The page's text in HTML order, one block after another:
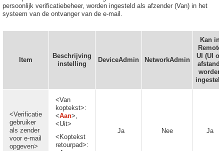
persoonlijk verificatiebeheer, worden ingesteld als afzender (Van) in het
systeem van de ontvanger van de e-mail.
Item
Beschrijving
instelling
DeviceAdmin NetworkAdmin
Kan in
Remote
UI (UI op
afstand)
worden
ingesteld
<Verificatie
gebruiker
als zender
voor e-mail
opgeven>
<Van
koptekst>:
<Aan>,
<Uit>
<Koptekst
retourpad>:
Ja Nee Ja